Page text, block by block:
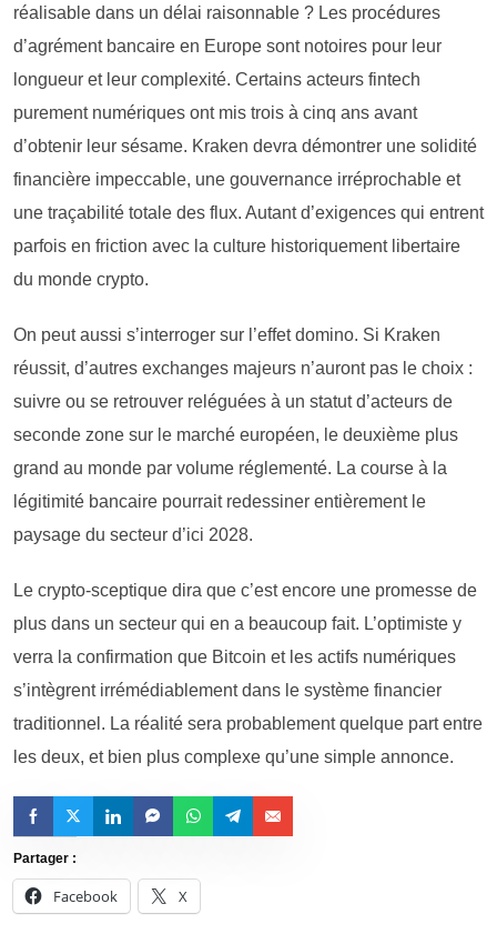
réalisable dans un délai raisonnable ? Les procédures
d’agrément bancaire en Europe sont notoires pour leur
longueur et leur complexité. Certains acteurs fintech
purement numériques ont mis trois à cinq ans avant
d’obtenir leur sésame. Kraken devra démontrer une solidité
financière impeccable, une gouvernance irréprochable et
une traçabilité totale des flux. Autant d’exigences qui entrent
parfois en friction avec la culture historiquement libertaire
du monde crypto.
On peut aussi s’interroger sur l’effet domino. Si Kraken
réussit, d’autres exchanges majeurs n’auront pas le choix :
suivre ou se retrouver reléguées à un statut d’acteurs de
seconde zone sur le marché européen, le deuxième plus
grand au monde par volume réglementé. La course à la
légitimité bancaire pourrait redessiner entièrement le
paysage du secteur d’ici 2028.
Le crypto-sceptique dira que c’est encore une promesse de
plus dans un secteur qui en a beaucoup fait. L’optimiste y
verra la confirmation que Bitcoin et les actifs numériques
s’intègrent irrémédiablement dans le système financier
traditionnel. La réalité sera probablement quelque part entre
les deux, et bien plus complexe qu’une simple annonce.
Partager :
Facebook X